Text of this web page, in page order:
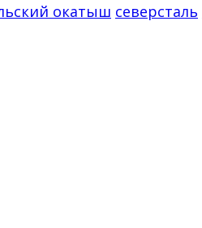
окатыш северсталь